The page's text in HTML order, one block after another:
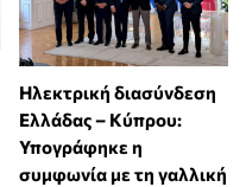
Ηλεκτρική διασύνδεση
Ελλάδας – Κύπρου:
Υπογράφηκε η
συμφωνία με τη γαλλική